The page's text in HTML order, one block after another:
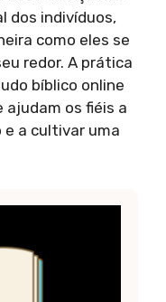
dos indivíduos,
como eles se
redor. A prática
bíblico online
os fiéis a
a cultivar uma